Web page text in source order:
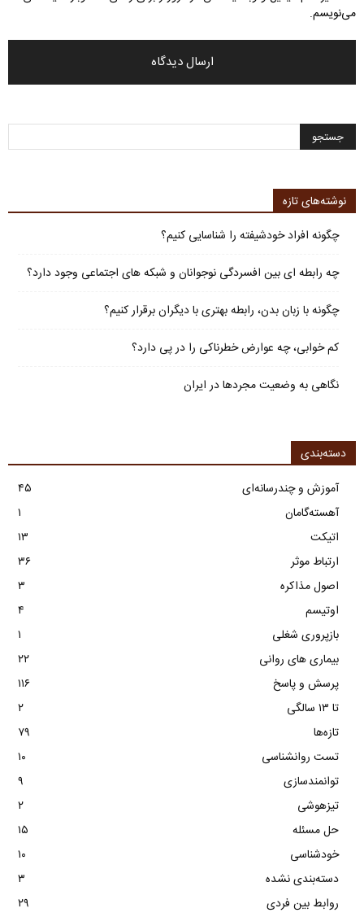
می‌نویسم.
نوشته‌های تازه
چگونه افراد خودشیفته را شناسایی کنیم؟
چه رابطه ای بین افسردگی نوجوانان و شبکه های اجتماعی وجود دارد؟
چگونه با زبان بدن، رابطه بهتری با دیگران برقرار کنیم؟
کم خوابی، چه عوارض خطرناکی را در پی دارد؟
نگاهی به وضعیت مجردها در ایران
دسته‌بندی
آموزش و چندرسانه‌ای
۴۵
آهسته‌گامان
۱
اتیکت
۱۳
ارتباط موثر
۳۶
اصول مذاکره
۳
اوتیسم
۴
بازپروری شغلی
۱
بیماری های روانی
۲۲
پرسش و پاسخ
۱۱۶
تا ۱۳ سالگی
۲
تازه‌ها
۷۹
تست روانشناسی
۱۰
توانمندسازی
۹
تیزهوشی
۲
حل مسئله
۱۵
خودشناسی
۱۰
دسته‌بندی نشده
۳
روابط بین فردی
۲۹